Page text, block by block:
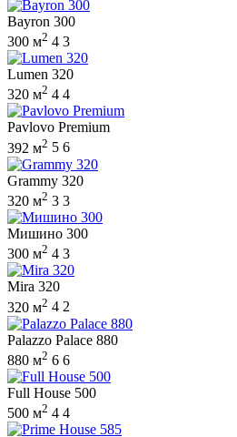
Bayron 300
300 м2 4 3
Lumen 320
320 м2 4 4
Pavlovo Premium
392 м2 5 6
Grammy 320
320 м2 3 3
Мишино 300
300 м2 4 3
Mira 320
320 м2 4 2
Palazzo Palace 880
880 м2 6 6
Full House 500
500 м2 4 4